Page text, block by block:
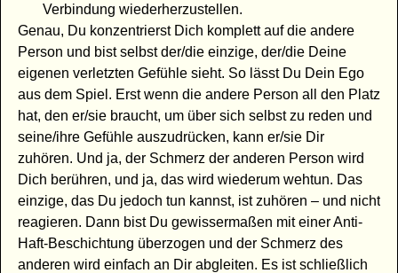
Verbindung wiederherzustellen.
Genau, Du konzentrierst Dich komplett auf die andere
Person und bist selbst der/die einzige, der/die Deine
eigenen verletzten Gefühle sieht. So lässt Du Dein Ego
aus dem Spiel. Erst wenn die andere Person all den Platz
hat, den er/sie braucht, um über sich selbst zu reden und
seine/ihre Gefühle auszudrücken, kann er/sie Dir
zuhören. Und ja, der Schmerz der anderen Person wird
Dich berühren, und ja, das wird wiederum wehtun. Das
einzige, das Du jedoch tun kannst, ist zuhören – und nicht
reagieren. Dann bist Du gewissermaßen mit einer Anti-
Haft-Beschichtung überzogen und der Schmerz des
anderen wird einfach an Dir abgleiten. Es ist schließlich